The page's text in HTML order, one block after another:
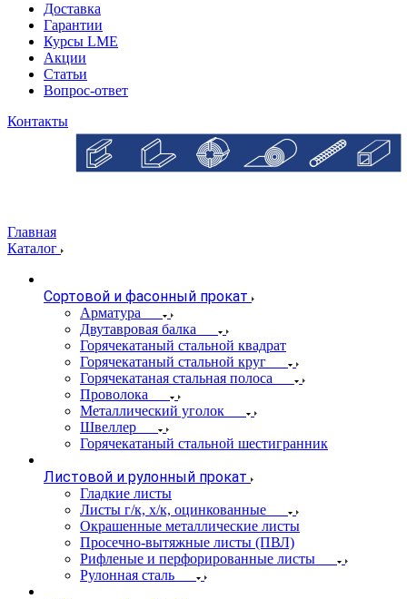
Доставка
Гарантии
Курсы LME
Акции
Статьи
Вопрос-ответ
Контакты
Главная
Каталог
Сортовой и фасонный прокат
Арматура
Двутавровая балка
Горячекатаный стальной квадрат
Горячекатаный стальной круг
Горячекатаная стальная полоса
Проволока
Металлический уголок
Швеллер
Горячекатаный стальной шестигранник
Листовой и рулонный прокат
Гладкие листы
Листы г/к, х/к, оцинкованные
Окрашенные металлические листы
Просечно-вытяжные листы (ПВЛ)
Рифленые и перфорированные листы
Рулонная сталь